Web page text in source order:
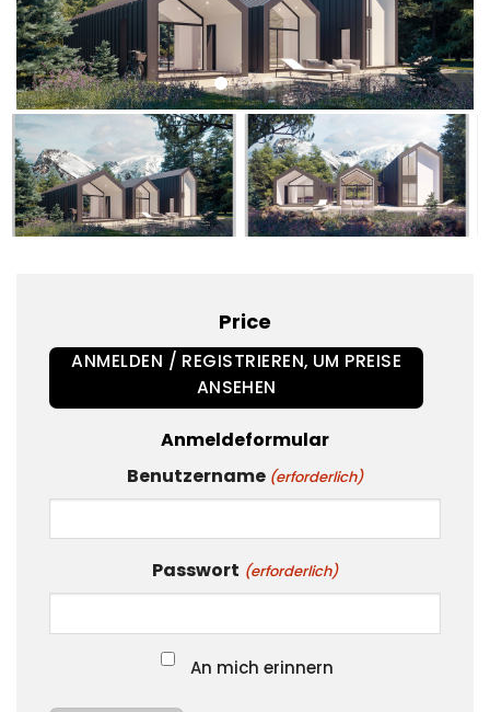
Price
ANMELDEN / REGISTRIEREN, UM PREISE
ANSEHEN
Anmeldeformular
Benutzername (erforderlich)
Passwort (erforderlich)
An mich erinnern